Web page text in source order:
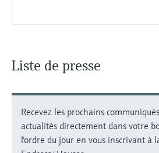
Liste de presse
Recevez les prochains
actualités directement dans votre
l'ordre du jour en vous inscrivant à